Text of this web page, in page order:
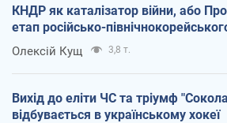
КНДР як каталізатор війни, або
етап російсько-
Олексій Кущ 3,8 т.
Вихід до еліти ЧС та тріумф
відбувається в українському хокеї